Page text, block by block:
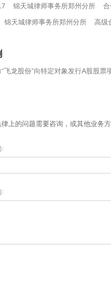
锦天城律师事务所郑州分所 合
天城律师事务所郑州分所 高级
飞龙股份”向特定对象发行A股股票
上的问题需要咨询，或其他业务